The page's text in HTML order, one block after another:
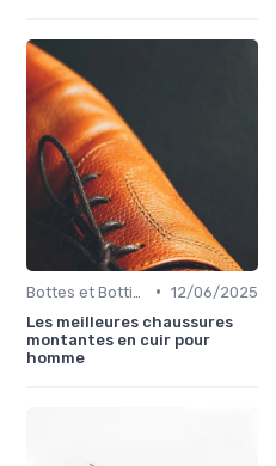
• 12/06/2025
Les meilleures chaussures
montantes en cuir pour
homme